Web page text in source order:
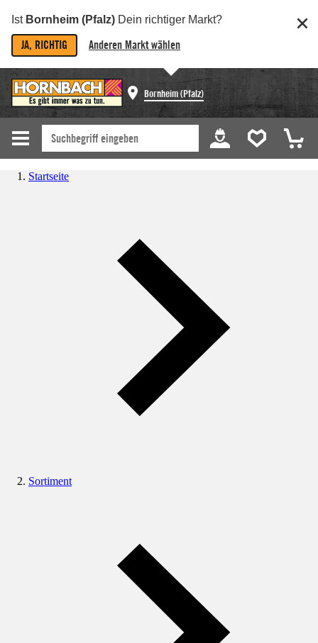
Ist Bornheim (Pfalz) Dein richtiger Markt?
JA, RICHTIG Anderen Markt wählen
Bornheim (Pfalz)
Startseite
Sortiment